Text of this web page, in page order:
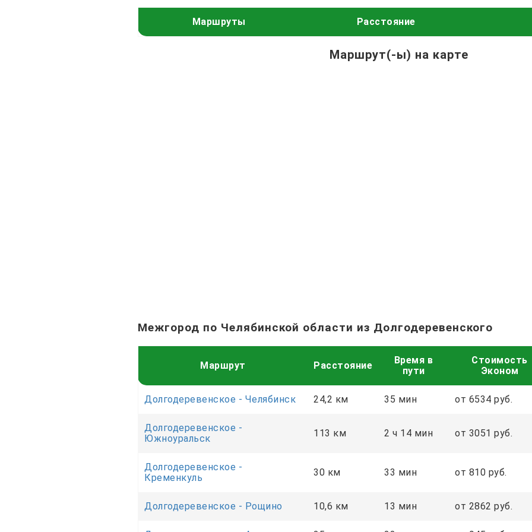
Маршруты Расстояние
Маршрут(-ы) на карте
Межгород по Челябинской области из Долгодеревенского
Маршрут Расстояние
Время в
пути
Стоимость
Эконом
Долгодеревенское - Челябинск 24,2 км 35 мин от 6534 руб.
Долгодеревенское -
Южноуральск
113 км 2 ч 14 мин от 3051 руб.
Долгодеревенское -
Кременкуль
30 км 33 мин от 810 руб.
Долгодеревенское - Рощино 10,6 км 13 мин от 2862 руб.